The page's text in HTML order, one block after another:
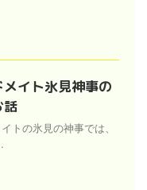
メイト氷見神事の
話
トの氷見の神事では、